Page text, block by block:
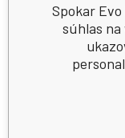
Spokar
súhlas